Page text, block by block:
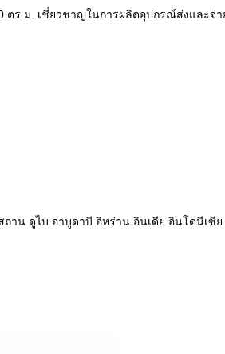
ตร.ม. เชี่ยวชาญในการผลิตอุปกรณ์ส่งและ
าน ดูไบ อาบูดาบี อิหร่าน อินเดีย อินโดนีเซี